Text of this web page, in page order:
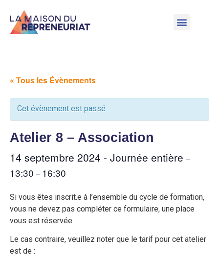
« Tous les Évènements
Cet évènement est passé
Atelier 8 – Association
14 septembre 2024 - Journée entière –
13:30 – 16:30
Si vous êtes inscrit.e à l’ensemble du cycle de formation,
vous ne devez pas compléter ce formulaire, une place
vous est réservée.
Le cas contraire, veuillez noter que le tarif pour cet atelier
est de :